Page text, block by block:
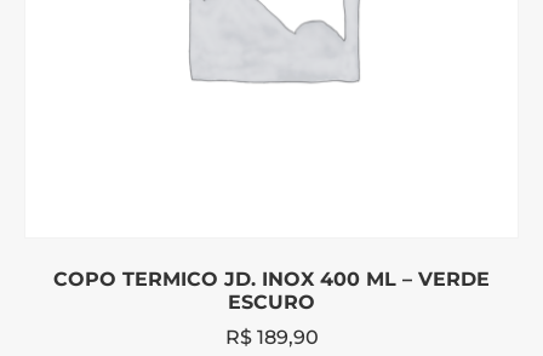
COPO TERMICO JD. INOX 400 ML – VERDE
ESCURO
R$189,90